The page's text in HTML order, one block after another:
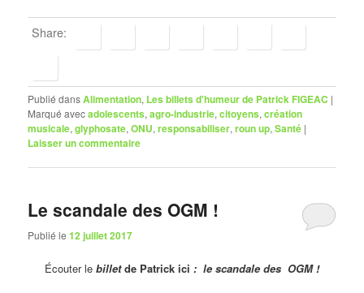
Share:
Publié dansAlimentation, Les billets d'humeur de Patrick FIGEAC |
Marqué avecadolescents,agro-industrie,citoyens,création
musicale,glyphosate,ONU,responsabiliser,roun up,Santé |
Laisser un commentaire
Le scandale des OGM !
Publié le12 juillet 2017
Écouter le billetde Patrick ici : le scandale des OGM !